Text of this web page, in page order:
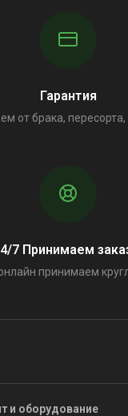
Гарантия
от брака,
7 Принимаем
принимаем
и оборудование